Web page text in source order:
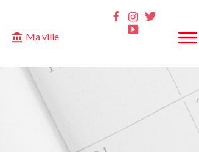
Ma ville
Facebook
InstaTwitter
Youtube